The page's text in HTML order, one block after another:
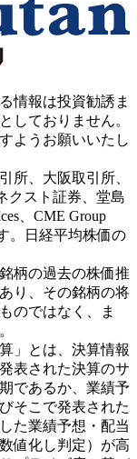
情報は投資勧誘ま
しておりません。
ようお願いいたし
所、大阪取引所、
クスト証券、堂島
、CME Group
。日経平均株価の
柄の過去の株価推
り、その銘柄の将
のではなく、ま
」とは、決算情報
表された決算のサ
であるか、業績予
そこで発表された
た業績予想・配当
値化し判定）が高